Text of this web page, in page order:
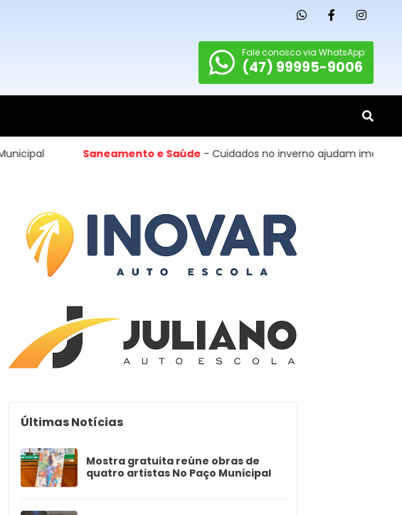
Fale conosco via WhatsApp:
(47) 99995-9006
Saneamento e Saúde - Cuidados no inverno ajudam imóveis de
Últimas Notícias
Mostra gratuita reúne obras de
quatro artistas No Paço Municipal